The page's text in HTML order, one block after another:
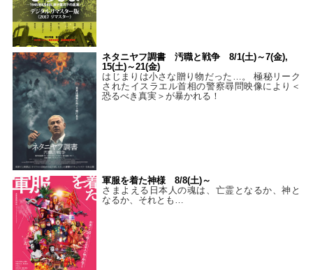
ネタニヤフ調書 汚職と戦争 8/1(土)～7(金),
15(土)～21(金)
はじまりは小さな贈り物だった…。 極秘リーク
されたイスラエル首相の警察尋問映像により＜
恐るべき真実＞が暴かれる！
軍服を着た神様 8/8(土)～
さまよえる日本人の魂は、亡霊となるか、神と
なるか、それとも…